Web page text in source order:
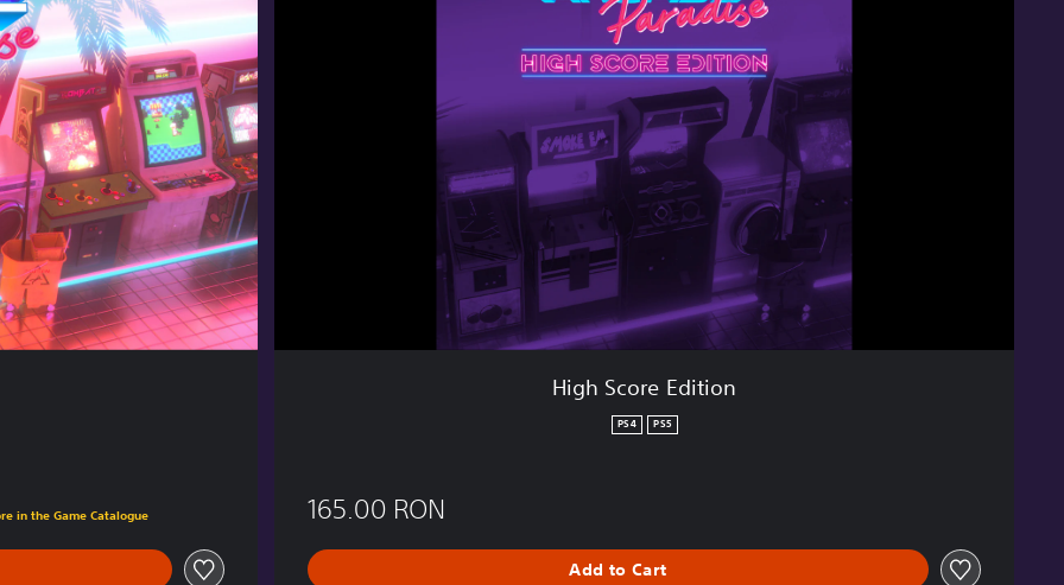
in the Game Catalogue
High Score Edition
PS4 PS5
165.00 RON
Add to Cart